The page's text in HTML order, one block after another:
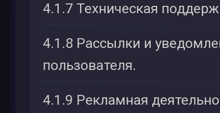
4.1.7 Техническая
4.1.8 Рассылки и
пользователя.
4.1.9 Рекламная